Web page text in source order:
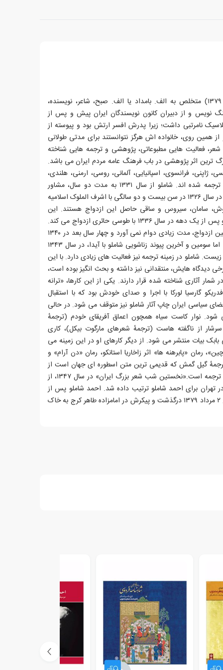
احمد شاملو (۲۱ آذر ۱۳۰۴–۲ مرداد ۱۳۷۹) متخلص به الف. بامداد یا الف. صبح، شاعر، نویسنده،
نویس و از دبیران کانون نویسندگان ایران پیش و پس از
کلاسیک نامرتبی داشت؛ زیرا پدرش افسر ارتش بود و پیوسته از
همین روی، خانواده اش هرگز نتوانستند برای مدتی طولانی
شعر، فعالیت هایی مطبوعاتی، پژوهشی و ترجمه هایی شناخته
ترین اثر پژوهشی در باب فرهنگ عامه مردم ایران می باشد.
ژاپنی، فرانسوی، اسپانیایی، آلمانی، روسی، ارمنی، هلندی،
رومانیایی، فنلاندی، کردی و ترکی∗ ترجمه شده اند. شاملو از سال ۱۳۳۱ به مدت دو سال، مشاور
فرهنگی سفارت مجارستان بود. شاملو در سال ۱۳۲۶ در سن بیست و دو سالگی با اشرف الملوک اسلامیه
سامان، سیروس و ساقی حاصل این ازدواج هستند. این
ازدواج به جدایی می انجامد و شاملو پس از یک دهه در سال ۱۳۳۶ با طوسی حائری ازدواج می کند.
دومین ازدواج شاملو، همچون نخستین ازدواج، مدت زیادی دوام نمی آورد و چهار سال بعد در ۱۳۴۰
از همسر دوم خود نیز جدا می شود. اما سومین و آخرین پیوند زناشویی شاملو با آیدا، در سال ۱۳۴۳
زیست. شاملو در زمینه ترجمه نیز فعالیت های زیادی دارد. با این
دیدگاه هایش، منتقدانی نیز داشته و بحث انگیز بوده است،
آثاری شناخته شده قرار دارند. یکی از این کارها، «ترانه
گارسیا لورکا با اجرا و صدای خودش بود که با استقبال
شد. از ۱۳۶۲ با تغییر فضای سیاسی ایران چاپ آثار شاملو نیز متوقف می شود. در حالی
شود. نوار کاست سیاه همچون اعماق آفریقای خودم (ترجمهٔ
از ناگفته هاست (ترجمهٔ شعرهای مارگوت بیکل)، کاری
بیات منتشر می شود. از دیگر کارهای او در این زمینه می
رمان «پابرهنه ها» اثر زاخاریا استانکو، رمان «دن آرام» و
گیل گمش که قدیمی ترین متن اسطوره ای جهان است از
دیگر کارهای ارزشمند شاملو در زمینهٔ ترجمه است.«نخستین شب شعر بزرگ ایران» در سال ۱۳۴۷، از
تهران برای احمد شاملو ترتیب داده شد. احمد شاملو پس از
تحمل سال ها رنج و بیماری، در تاریخ ۲ مرداد ۱۳۷۹ درگذشت و پیکرش در امامزاده طاهر کرج به خاک